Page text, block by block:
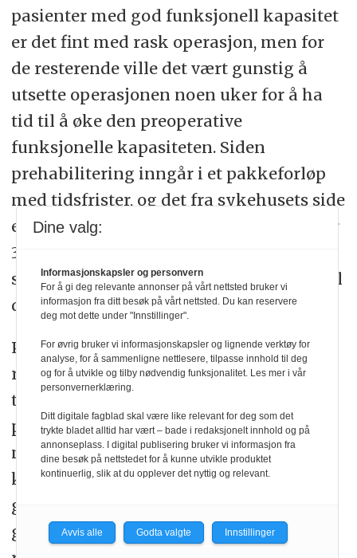
pasienter med god funksjonell kapasitet
er det fint med rask operasjon, men for
de resterende ville det vært gunstig å
utsette operasjonen noen uker for å ha
tid til å øke den preoperative
funksjonelle kapasiteten. Siden
prehabilitering inngår i et pakkeforløp
med tidsfrister, og det fra sykehusets side
er ønskelig at de fleste opereres innenfor
35 dager, vil ikke dette i praksis alltid la
seg gjennomføre selv om det ville vært til
det beste for pasientene.
Prehabilitering er en tids- og
ressurskrevende prosess, og det er
tidligere vist at det brukes for mye tid på
prehabilitering av de som trenger det
minst (13). I Canada ble pasientene
kartlagt før inkludering. Pasienter som
gikk under 400 meter på 6-minutter-
gangtest (6MWT), lå under 4 på self-
Dine valg:
Informasjonskapsler og personvern
For å gi deg relevante annonser på vårt nettsted bruker vi
informasjon fra ditt besøk på vårt nettsted. Du kan reservere
deg mot dette under "Innstillinger".
For øvrig bruker vi informasjonskapsler og lignende verktøy for
analyse, for å sammenligne nettlesere, tilpasse innhold til deg
og for å utvikle og tilby nødvendig funksjonalitet. Les mer i vår
personvernerklæring.
Ditt digitale fagblad skal være like relevant for deg som det
trykte bladet alltid har vært – bade i redaksjonelt innhold og på
annonseplass. I digital publisering bruker vi informasjon fra
dine besøk på nettstedet for å kunne utvikle produktet
kontinuerlig, slik at du opplever det nyttig og relevant.
Avvis alle Godta valgte Innstillinger